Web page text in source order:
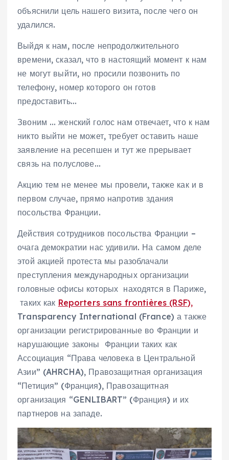
объяснили цель нашего визита, после чего он
удалился.
Выйдя к нам, после непродолжительного
времени, сказал, что в настоящий момент к нам
не могут выйти, но просили позвонить по
телефону, номер которого он готов
предоставить…
Звоним … женский голос нам отвечает, что к нам
никто выйти не может, требует оставить наше
заявление на ресепшен и тут же прерывает
связь на полуслове…
Акцию тем не менее мы провели, также как и в
первом случае, прямо напротив здания
посольства Франции.
Действия сотрудников посольства Франции –
очага демократии нас удивили. На самом деле
этой акцией протеста мы разоблачали
преступления международных организации
головные офисы которых находятся в Париже,
таких как Reporters sans frontières (RSF),
Transparency International (France) а также
организации регистрированные во Франции и
нарушающие законы Франции таких как
Ассоциация “Права человека в Центральной
Азии” (AHRCHA), Правозащитная организация
“Петиция” (Франция), Правозащитная
организация “GENLIBART” (Франция) и их
партнеров на западе.